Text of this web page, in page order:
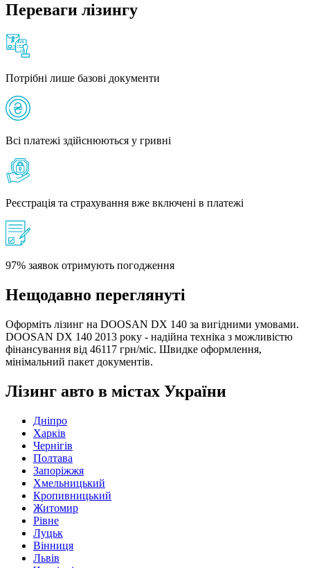
Переваги лізингу
Потрібні лише базові документи
Всі платежі здійснюються у гривні
Реєстрація та страхування вже включені в платежі
97% заявок отримують погодження
Нещодавно переглянуті
Оформіть лізинг на DOOSAN DX 140 за вигідними умовами.
DOOSAN DX 140 2013 року - надійна техніка з можливістю
фінансування від 46117 грн/міс. Швидке оформлення,
мінімальний пакет документів.
Лізинг авто в містах України
Дніпро
Харків
Чернігів
Полтава
Запоріжжя
Хмельницький
Кропивницький
Житомир
Рівне
Луцьк
Вінниця
Львів